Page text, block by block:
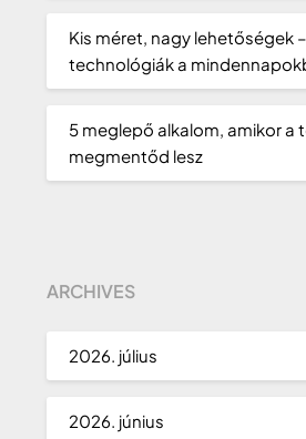
Kis méret, nagy lehetőségek
technológiák a
5 meglepő alkalom, amikor a
megmentőd lesz
ARCHIVES
2026. július
2026. június